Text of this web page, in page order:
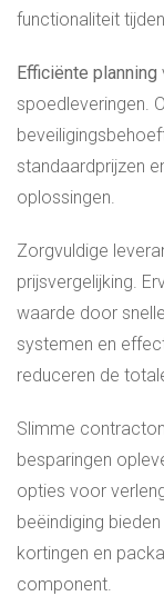
functionaliteit
Efficiënte planning
spoedleveringen.
standaardprijzen
oplossingen.
Zorgvuldige
prijsvergelijking.
waarde door
systemen en
reduceren de
Slimme
besparingen
opties voor
beëindiging
kortingen en
component.